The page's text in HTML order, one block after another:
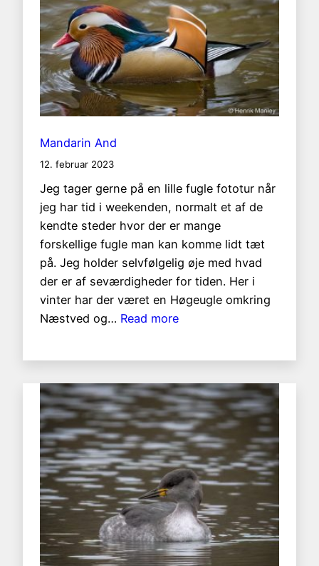
Mandarin And
12. februar 2023
Jeg tager gerne på en lille fugle fototur når
jeg har tid i weekenden, normalt et af de
kendte steder hvor der er mange
forskellige fugle man kan komme lidt tæt
på. Jeg holder selvfølgelig øje med hvad
der er af seværdigheder for tiden. Her i
vinter har der været en Høgeugle omkring
Næstved og… Read more: